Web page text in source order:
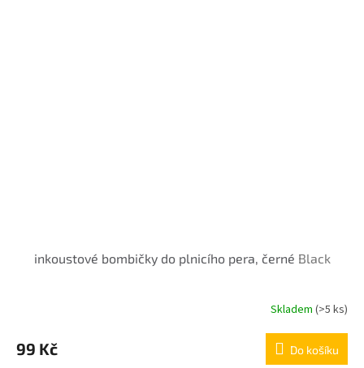
inkoustové bombičky do plnicího pera, černé Black
Skladem (>5 ks)
99 Kč Do košíku